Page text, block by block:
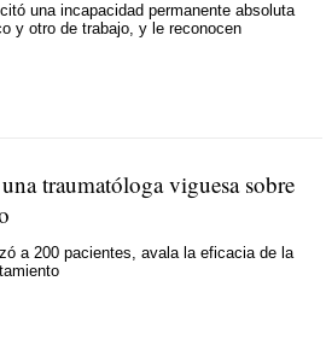
una incapacidad permanente absoluta
y otro de trabajo, y le reconocen
traumatóloga viguesa sobre
a 200 pacientes, avala la eficacia de la